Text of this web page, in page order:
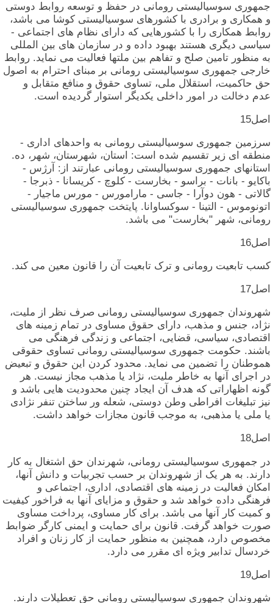
جمهوری‏ سوسیالیستی‏ رومانی‏ در حفظ و توسعه‏ روابط دوستی‏
و همکاری‏ و برادری‏ با کشورهای‏ سوسیالیستی‏ کوشا می‏ باشد،
روابط همکاری‏ را با کشورهایی‏ که‏ دارای‏ نظام‏ های‏ اجتماعی‏ -
سیاسی‏ دیگری‏ هستند بهبود داده‏ و در سازمان‏ های‏ بین‏ المللی‏
به‏ منظور تامین‏ صلح‏ و تفاهم‏ بین‏ ملتها فعالیت‏ می‏ نماید. روابط
خارجی‏ جمهوری‏ سوسیالیستی‏ رومانی‏ بر مبنای‏ احترام‏ به‏ اصول‏
حق‏ حاکمیت‏، استقلال‏ ملی‏، تساوی‏ حقوق‏ و منافع متقابل‏ و
عدم‏ دخالت‏ در امور داخلی‏ یکدیگر استوار گردیده‏ است‏.
اصل‏15
سرزمین‏ جمهوری‏ سوسیالیستی‏ رومانی‏ به‏ واحدهای‏ اداری‏ -
منطقه‏ ای‏ زیر تقسیم‏ شده‏ است‏: استان‏، شهرستان‏، شهر، ده‏.
استانهای‏ جمهوری‏ سوسیالیستی‏ رومانی‏ عبارتند از: آرژس‏ -
باکایو - بانات‏ - براسو - بخارست‏ - کلوچ‏ - کریسانا - ذبرجا -
گالاتی‏ - هون‏ دوآرا - جاسی‏ - مارامورس‏ - مورس‏ ماجیار -
اتونوموس‏ - التینا - سوکساوانا. پایتخت‏ جمهوری‏ سوسیالیستی‏
رومانی‏، شهر "بخارست‏" می‏ باشد.
اصل‏16
کسب‏ تابعیت‏ رومانی‏ و ترک‏ تابعیت‏ آن‏ را قانون‏ معین‏ می‏ کند.
اصل‏17
شهروندان‏ جمهوری‏ سوسیالیستی‏ رومانی‏ صرف‏ نظر از ملیت‏،
نژاد، جنس‏ و مذهب‏، دارای‏ حقوق‏ مساوی‏ در تمام‏ زمینه‏ های‏
اقتصادی‏، سیاسی‏، قضایی‏، اجتماعی‏ و زندگی‏ فرهنگی‏ می‏
باشند. حکومت‏ جمهوری‏ سوسیالیستی‏ رومانی‏ تساوی‏ حقوقی‏
هموطنان‏ را تضمین‏ می‏ نماید. محدود کردن‏ این‏ حقوق‏ و تبعیض‏
در اجرای‏ آنها به‏ خاطر ملیت‏، نژاد یا مذهب‏ مجاز نیست‏. هر
گونه‏ اظهاراتی‏ که‏ هدف‏ آن‏ ایجاد چنین‏ محدودیت‏ هایی‏ باشد و
نیز تبلیغات‏ افراطی‏ وطن‏ دوستی‏، شعله‏ ور ساختن‏ تنفر نژادی‏
یا ملی‏ یا مذهبی‏، به‏ موجب‏ قانون‏ مجازات‏ خواهد داشت‏.
اصل‏18
در جمهوری‏ سوسیالیستی‏ رومانی‏، شهرندان‏ حق‏ اشتغال‏ به‏ کار
دارند. به‏ هر یک‏ از شهروندان‏ بر حسب‏ تجربیات‏ و دانش‏ آنها،
امکان‏ فعالیت‏ در زمینه‏ های‏ اقتصادی‏، اداری‏، اجتماعی‏ و
فرهنگی‏ داده‏ خواهد شد و حقوق‏ و مزایای‏ آنها به‏ فراخور کیفیت‏
و کمیت‏ کار آنها می‏ باشد. برای‏ کار مساوی‏، پرداخت‏ مساوی‏
صورت‏ خواهد گرفت‏. قانون‏ برای‏ حمایت‏ و ایمنی‏ کارگر ضوابط
مخصوص‏ دارد، همچنین‏ به‏ منظور حمایت‏ از کار زنان‏ و افراد
خردسال‏ تدابیر ویژه‏ ای‏ مقرر می‏ دارد.
اصل‏19
شهروندان‏ جمهوری‏ سوسیالیستی‏ رومانی‏ حق‏ تعطیلات‏ دارند.